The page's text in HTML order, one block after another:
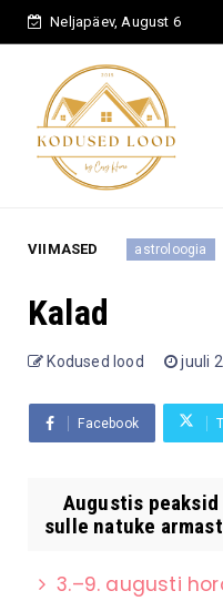
Neljapäev, August 6
VIIMASED
astroloogia Need
Kalad
Kodused lood juuli
Facebook
Augustis peaksid
sulle natuke
3.–9. augusti